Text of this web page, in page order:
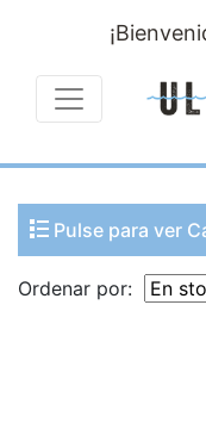
Pulse para ver
Ordenar por: